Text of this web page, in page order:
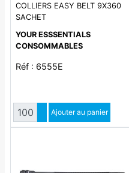
COLLIERS EASY BELT 9X360
SACHET
YOUR ESSSENTIALS
CONSOMMABLES
Réf : 6555E
QuantitéAugmenter quantité
Diminuer quantité
Ajouter au panier